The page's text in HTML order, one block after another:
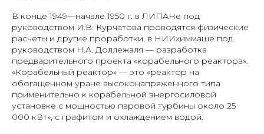
В конце 1949—начале 1950 г. в ЛИПАНе под
руководством И.В. Курчатова проводятся физические
расчеты и другие проработки, в НИИхиммаше под
руководством Н.А. Доллежаля — разработка
предварительного проекта «корабельного реактора».
«Корабельный реактор» — это «реактор на
обогащенном уране высоконапряженного типа
применительно к корабельной энергосиловой
установке с мощностью паровой турбины около 25
000 кВт», с графитом и охлаждением водой.